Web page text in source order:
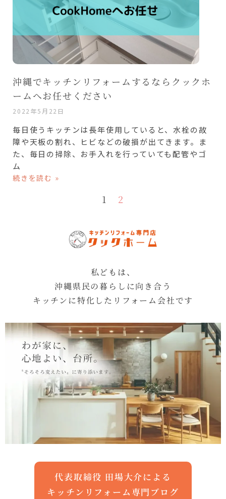
沖縄でキッチンリフォームするならクックホ
ームへお任せください
2022年5月22日
毎日使うキッチンは長年使用していると、水栓の故
障や天板の割れ、ヒビなどの破損が出てきます。ま
た、毎日の掃除、お手入れを行っていても配管やゴ
ム
続きを読む »
1 2
私どもは、
沖縄県民の暮らしに向き合う
キッチンに特化したリフォーム会社です
代表取締役 田場大介による
キッチンリフォーム専門ブログ